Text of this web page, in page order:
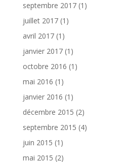
septembre 2017(1)
juillet 2017(1)
avril 2017(1)
janvier 2017(1)
octobre 2016 (1)
mai 2016 (1)
janvier 2016 (1)
décembre 2015 (2)
septembre 2015 (4)
juin 2015 (1)
mai 2015 (2)